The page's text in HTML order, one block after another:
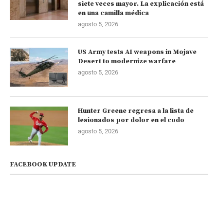
siete veces mayor. La explicación está
en una camilla médica
agosto 5, 2026
US Army tests AI weapons in Mojave
Desert to modernize warfare
agosto 5, 2026
Hunter Greene regresa a la lista de
lesionados por dolor en el codo
agosto 5, 2026
FACEBOOK UPDATE